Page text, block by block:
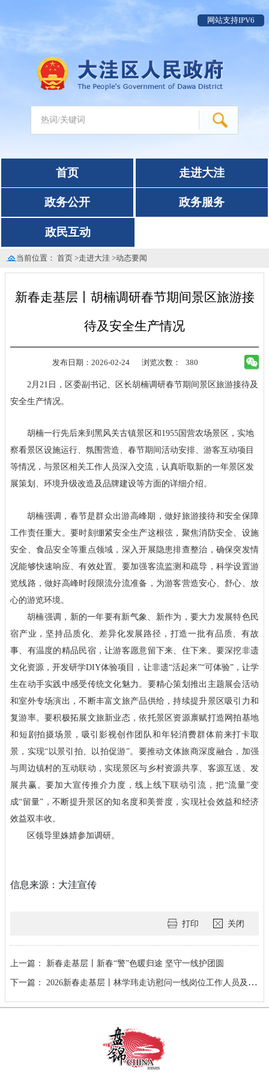
网站支持IPV6
首页 走进大洼
政务公开 政务服务
政民互动
当前位置：首页 >走进大洼 >动态要闻
新春走基层丨胡楠调研春节期间景区旅游接
待及安全生产情况
发布日期：2026-02-24 浏览次数： 380
2月21日，区委副书记、区长胡楠调研春节期间景区旅游接待及
安全生产情况。
胡楠一行先后来到黑风关古镇景区和1955国营农场景区，实地
察看景区设施运行、氛围营造、春节期间活动安排、游客互动项目
等情况，与景区相关工作人员深入交流，认真听取新的一年景区发
展策划、环境升级改造及品牌建设等方面的详细介绍。
胡楠强调，春节是群众出游高峰期，做好旅游接待和安全保障
工作责任重大。要时刻绷紧安全生产这根弦，聚焦消防安全、设施
安全、食品安全等重点领域，深入开展隐患排查整治，确保突发情
况能够快速响应、有效处置。要加强客流监测和疏导，科学设置游
览线路，做好高峰时段限流分流准备，为游客营造安心、舒心、放
心的游览环境。
胡楠强调，新的一年要有新气象、新作为，要大力发展特色民
宿产业，坚持品质化、差异化发展路径，打造一批有品质、有故
事、有温度的精品民宿，让游客愿意留下来、住下来。要深挖非遗
文化资源，开发研学DIY体验项目，让非遗“活起来”“可体验”，让学
生在动手实践中感受传统文化魅力。要精心策划推出主题展会活动
和室外专场演出，不断丰富文旅产品供给，持续提升景区吸引力和
复游率。要积极拓展文旅新业态，依托景区资源禀赋打造网拍基地
和短剧拍摄场景，吸引影视创作团队和年轻消费群体前来打卡取
景，实现“以景引拍、以拍促游”。要推动文体旅商深度融合，加强
与周边镇村的互动联动，实现景区与乡村资源共享、客源互送、发
展共赢。要加大宣传推介力度，线上线下联动引流，把“流量”变
成“留量”，不断提升景区的知名度和美誉度，实现社会效益和经济
效益双丰收。
区领导里姝婧参加调研。
信息来源：大洼宣传
打印 关闭
上一篇：
新春走基层丨新春“警”色暖归途 坚守一线护团圆
下一篇：
2026新春走基层丨林学玮走访慰问一线岗位工作人员及优抚对象